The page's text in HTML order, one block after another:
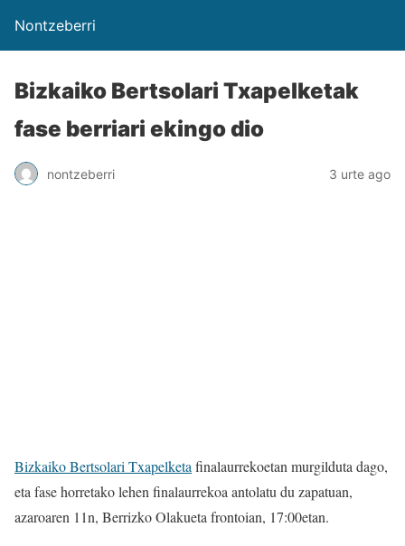
Nontzeberri
Bizkaiko Bertsolari Txapelketak
fase berriari ekingo dio
nontzeberri 3 urte ago
Bizkaiko Bertsolari Txapelketafinalaurrekoetan murgilduta dago,
eta fase horretako lehen finalaurrekoa antolatu du zapatuan,
azaroaren 11n, Berrizko Olakueta frontoian, 17:00etan.